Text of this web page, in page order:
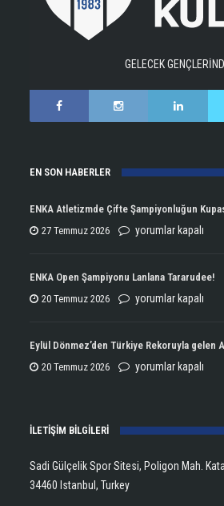
GELECEK
EN SON HABERLER
ENKA Atletizmde Çifte Şampiyonluğun
27 Temmuz 2026
ENKA
Çifte
Şampiyonluğun
Aldı!
yorumlar kapalı
ENKA Open Şampiyonu Lanlana Tararudee!
20 Temmuz 2026
ENKA
Şampiyonu
Lanlana
yorumlar kapalı
Eylül Dönmez’den Türkiye Rekoruyla gelen
20 Temmuz 2026
Eylül
Rekoruyla
Avrupa
yorumlar kapalı
İLETİŞİM BİLGİLERİ
Sadi Gülçelik Spor Sitesi, Poligon Mah.
34460 Istanbul, Turkey